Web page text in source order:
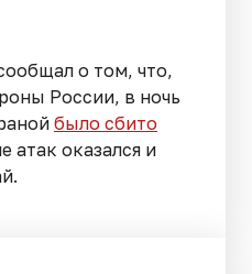
о том, что,
России, в ночь
было сбито
атак оказался и